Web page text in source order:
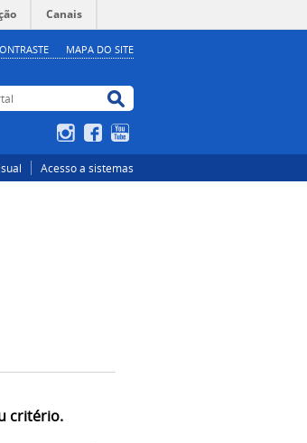
Canais
MAPA DO SITE
Buscar no portal
InstagramFacebook
Acesso a sistemas
critério.